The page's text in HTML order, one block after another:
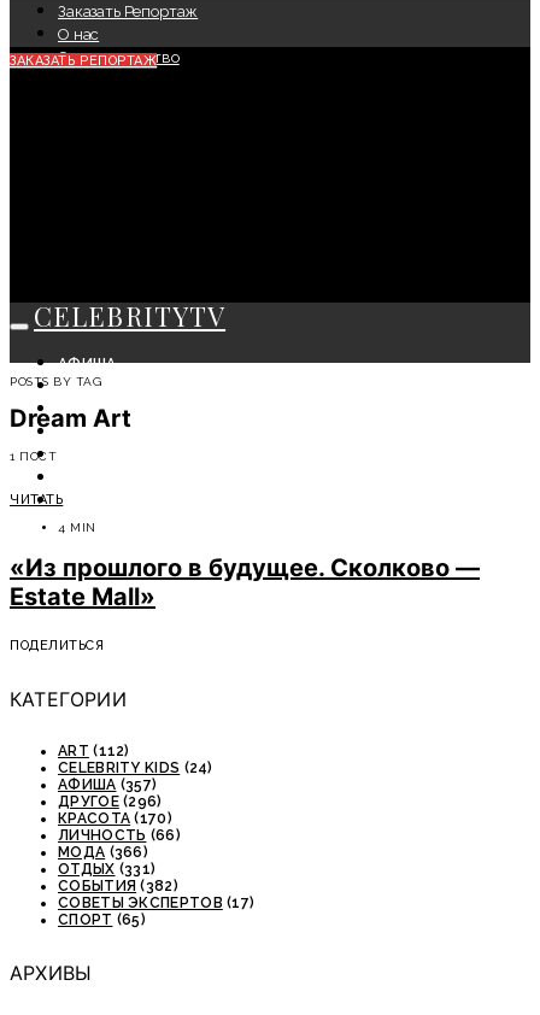
Заказать Репортаж
О нас
Сотрудничество
ЗАКАЗАТЬ РЕПОРТАЖ
CELEBRITYTV
АФИША
СОБЫТИЯ
КРАСОТА
МОДА
СОВЕТЫ ЭКСПЕРТОВ
POSTS BY TAG
Dreаm Art
1 ПОСТ
ЧИТАТЬ
4 MIN
«Из прошлого в будущее. Сколково —
Estate Mаll»
ПОДЕЛИТЬСЯ
КАТЕГОРИИ
ART (112)
CELEBRITY KIDS (24)
АФИША (357)
ДРУГОЕ(296)
КРАСОТА (170)
ЛИЧНОСТЬ (66)
МОДА (366)
ОТДЫХ (331)
СОБЫТИЯ (382)
СОВЕТЫ ЭКСПЕРТОВ (17)
СПОРТ (65)
АРХИВЫ